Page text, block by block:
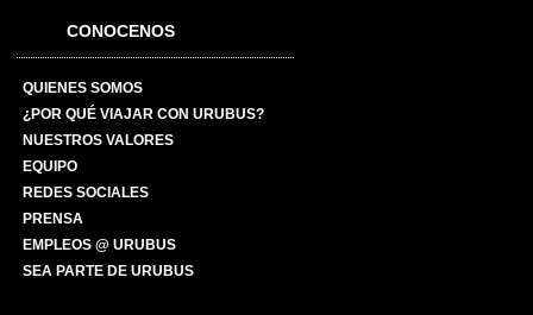
CONOCENOS
QUIENES SOMOS
¿POR QUÉ VIAJAR CON URUBUS?
NUESTROS VALORES
EQUIPO
REDES SOCIALES
PRENSA
EMPLEOS @ URUBUS
SEA PARTE DE URUBUS